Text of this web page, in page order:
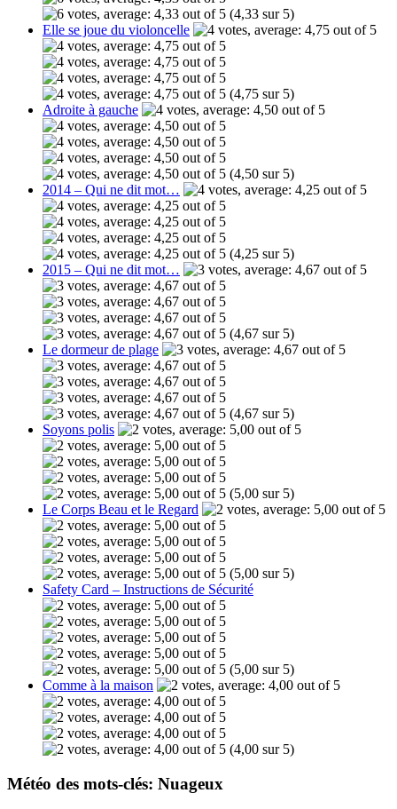
(4,33 sur 5)
Elle se joue du violoncelle
(4,75 sur 5)
Adroite à gauche
(4,50 sur 5)
2014 – Qui ne dit mot…
(4,25 sur 5)
2015 – Qui ne dit mot…
(4,67 sur 5)
Le dormeur de plage
(4,67 sur 5)
Soyons polis
(5,00 sur 5)
Le Corps Beau et le Regard
(5,00 sur 5)
Safety Card – Instructions de Sécurité
(5,00 sur 5)
Comme à la maison
(4,00 sur 5)
Météo des mots-clés: Nuageux